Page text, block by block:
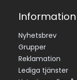
Information
Nyhetsbrev
Grupper
Reklamation
Lediga tjänster